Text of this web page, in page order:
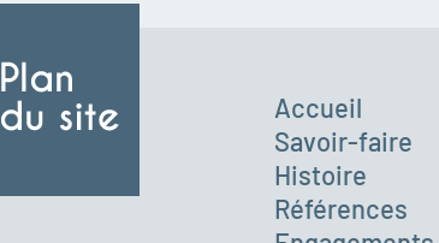
Accueil
Savoir-faire
Histoire
Références